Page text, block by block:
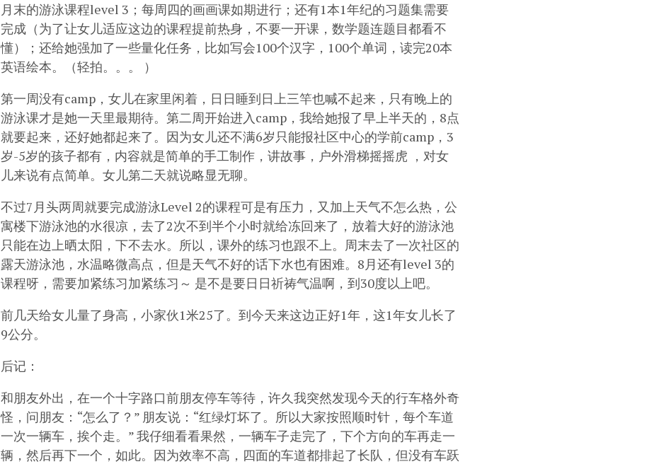
月末的游泳课程level 3；每周四的画画课如期进行；还有1本1年纪的习题集需要
完成（为了让女儿适应这边的课程提前热身，不要一开课，数学题连题目都看不
懂）；还给她强加了一些量化任务，比如写会100个汉字，100个单词，读完20本
英语绘本。（轻拍。。。 ）
第一周没有camp，女儿在家里闲着，日日睡到日上三竿也喊不起来，只有晚上的
游泳课才是她一天里最期待。第二周开始进入camp，我给她报了早上半天的，8点
就要起来，还好她都起来了。因为女儿还不满6岁只能报社区中心的学前camp，3
岁-5岁的孩子都有，内容就是简单的手工制作，讲故事，户外滑梯摇摇虎 ，对女
儿来说有点简单。女儿第二天就说略显无聊。
不过7月头两周就要完成游泳Level 2的课程可是有压力，又加上天气不怎么热，公
寓楼下游泳池的水很凉，去了2次不到半个小时就给冻回来了，放着大好的游泳池
只能在边上晒太阳，下不去水。所以，课外的练习也跟不上。周末去了一次社区的
露天游泳池，水温略微高点，但是天气不好的话下水也有困难。8月还有level 3的
课程呀，需要加紧练习加紧练习～ 是不是要日日祈祷气温啊，到30度以上吧。
前几天给女儿量了身高，小家伙1米25了。到今天来这边正好1年，这1年女儿长了
9公分。
后记：
和朋友外出，在一个十字路口前朋友停车等待，许久我突然发现今天的行车格外奇
怪，问朋友：“怎么了？” 朋友说：“红绿灯坏了。所以大家按照顺时针，每个车道
一次一辆车，挨个走。” 我仔细看看果然，一辆车子走完了，下个方向的车再走一
辆，然后再下一个，如此。因为效率不高，四面的车道都排起了长队，但没有车跃